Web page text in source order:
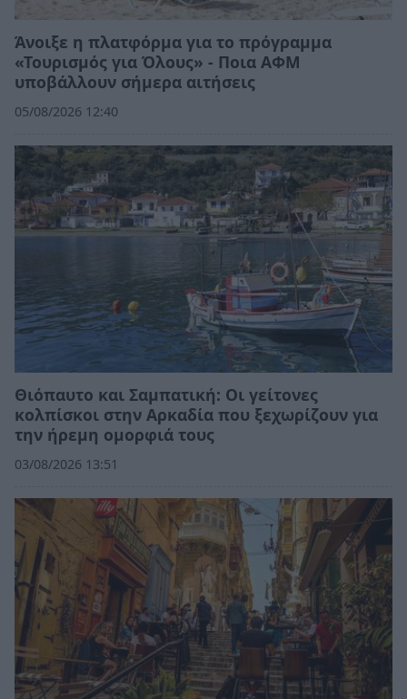
Άνοιξε η πλατφόρμα για το πρόγραμμα
«Τουρισμός για Όλους» - Ποια ΑΦΜ
υποβάλλουν σήμερα αιτήσεις
05/08/2026 12:40
Θιόπαυτο και Σαμπατική: Οι γείτονες
κολπίσκοι στην Αρκαδία που ξεχωρίζουν για
την ήρεμη ομορφιά τους
03/08/2026 13:51